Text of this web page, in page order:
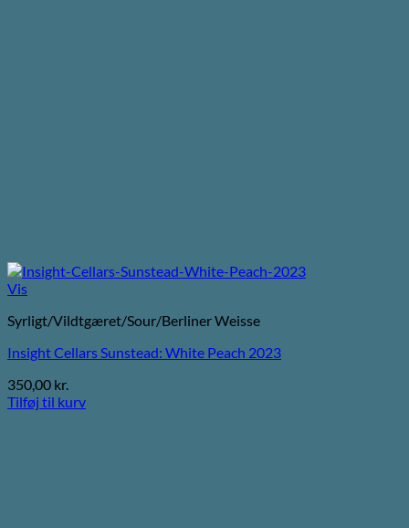
Vis
Syrligt/Vildtgæret/Sour/Berliner Weisse
Insight Cellars Sunstead: White Peach 2023
350,00 kr.
Tilføj til kurv